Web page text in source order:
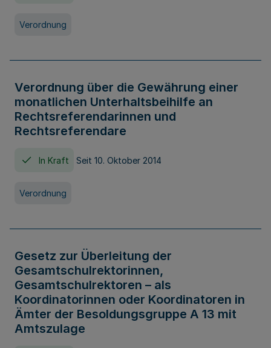
Verordnung
Verordnung über die Gewährung einer
monatlichen Unterhaltsbeihilfe an
Rechtsreferendarinnen und
Rechtsreferendare
In Kraft Seit 10. Oktober 2014
Verordnung
Gesetz zur Überleitung der
Gesamtschulrektorinnen,
Gesamtschulrektoren – als
Koordinatorinnen oder Koordinatoren in
Ämter der Besoldungsgruppe A 13 mit
Amtszulage